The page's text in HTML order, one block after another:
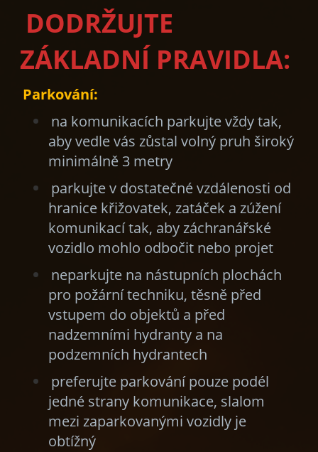
DODRŽUJTE
ZÁKLADNÍ PRAVIDLA:
Parkování:
na komunikacích parkujte vždy tak,
aby vedle vás zůstal volný pruh široký
minimálně 3 metry
parkujte v dostatečné vzdálenosti od
hranice křižovatek, zatáček a zúžení
komunikací tak, aby záchranářské
vozidlo mohlo odbočit nebo projet
neparkujte na nástupních plochách
pro požární techniku, těsně před
vstupem do objektů a před
nadzemními hydranty a na
podzemních hydrantech
preferujte parkování pouze podél
jedné strany komunikace, slalom
mezi zaparkovanými vozidly je
obtížný